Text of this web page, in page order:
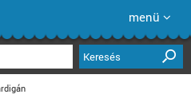
menü
Keresés